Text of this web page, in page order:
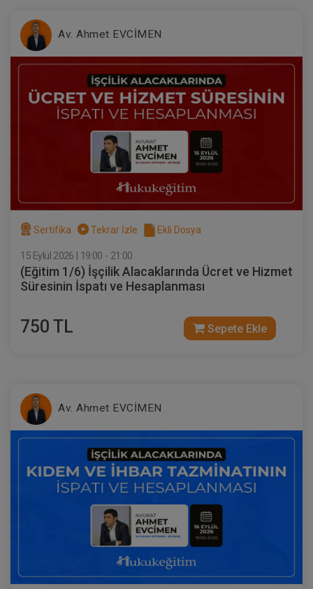
Av. Ahmet EVCİMEN
Sertifika Tekrar İzle Ekli Dosya
15 Eylül 2026 | 19:00 - 21:00
(Eğitim 1/6) İşçilik Alacaklarında Ücret ve Hizmet
Süresinin İspatı ve Hesaplanması
750 TL Sepete Ekle
Av. Ahmet EVCİMEN